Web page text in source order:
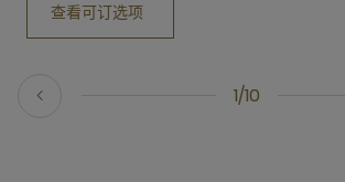
1/10
查看可订选项